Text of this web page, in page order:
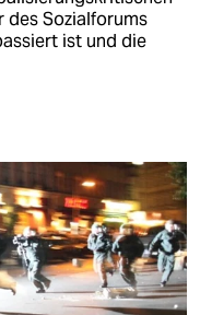
des Sozialforums
ist und die